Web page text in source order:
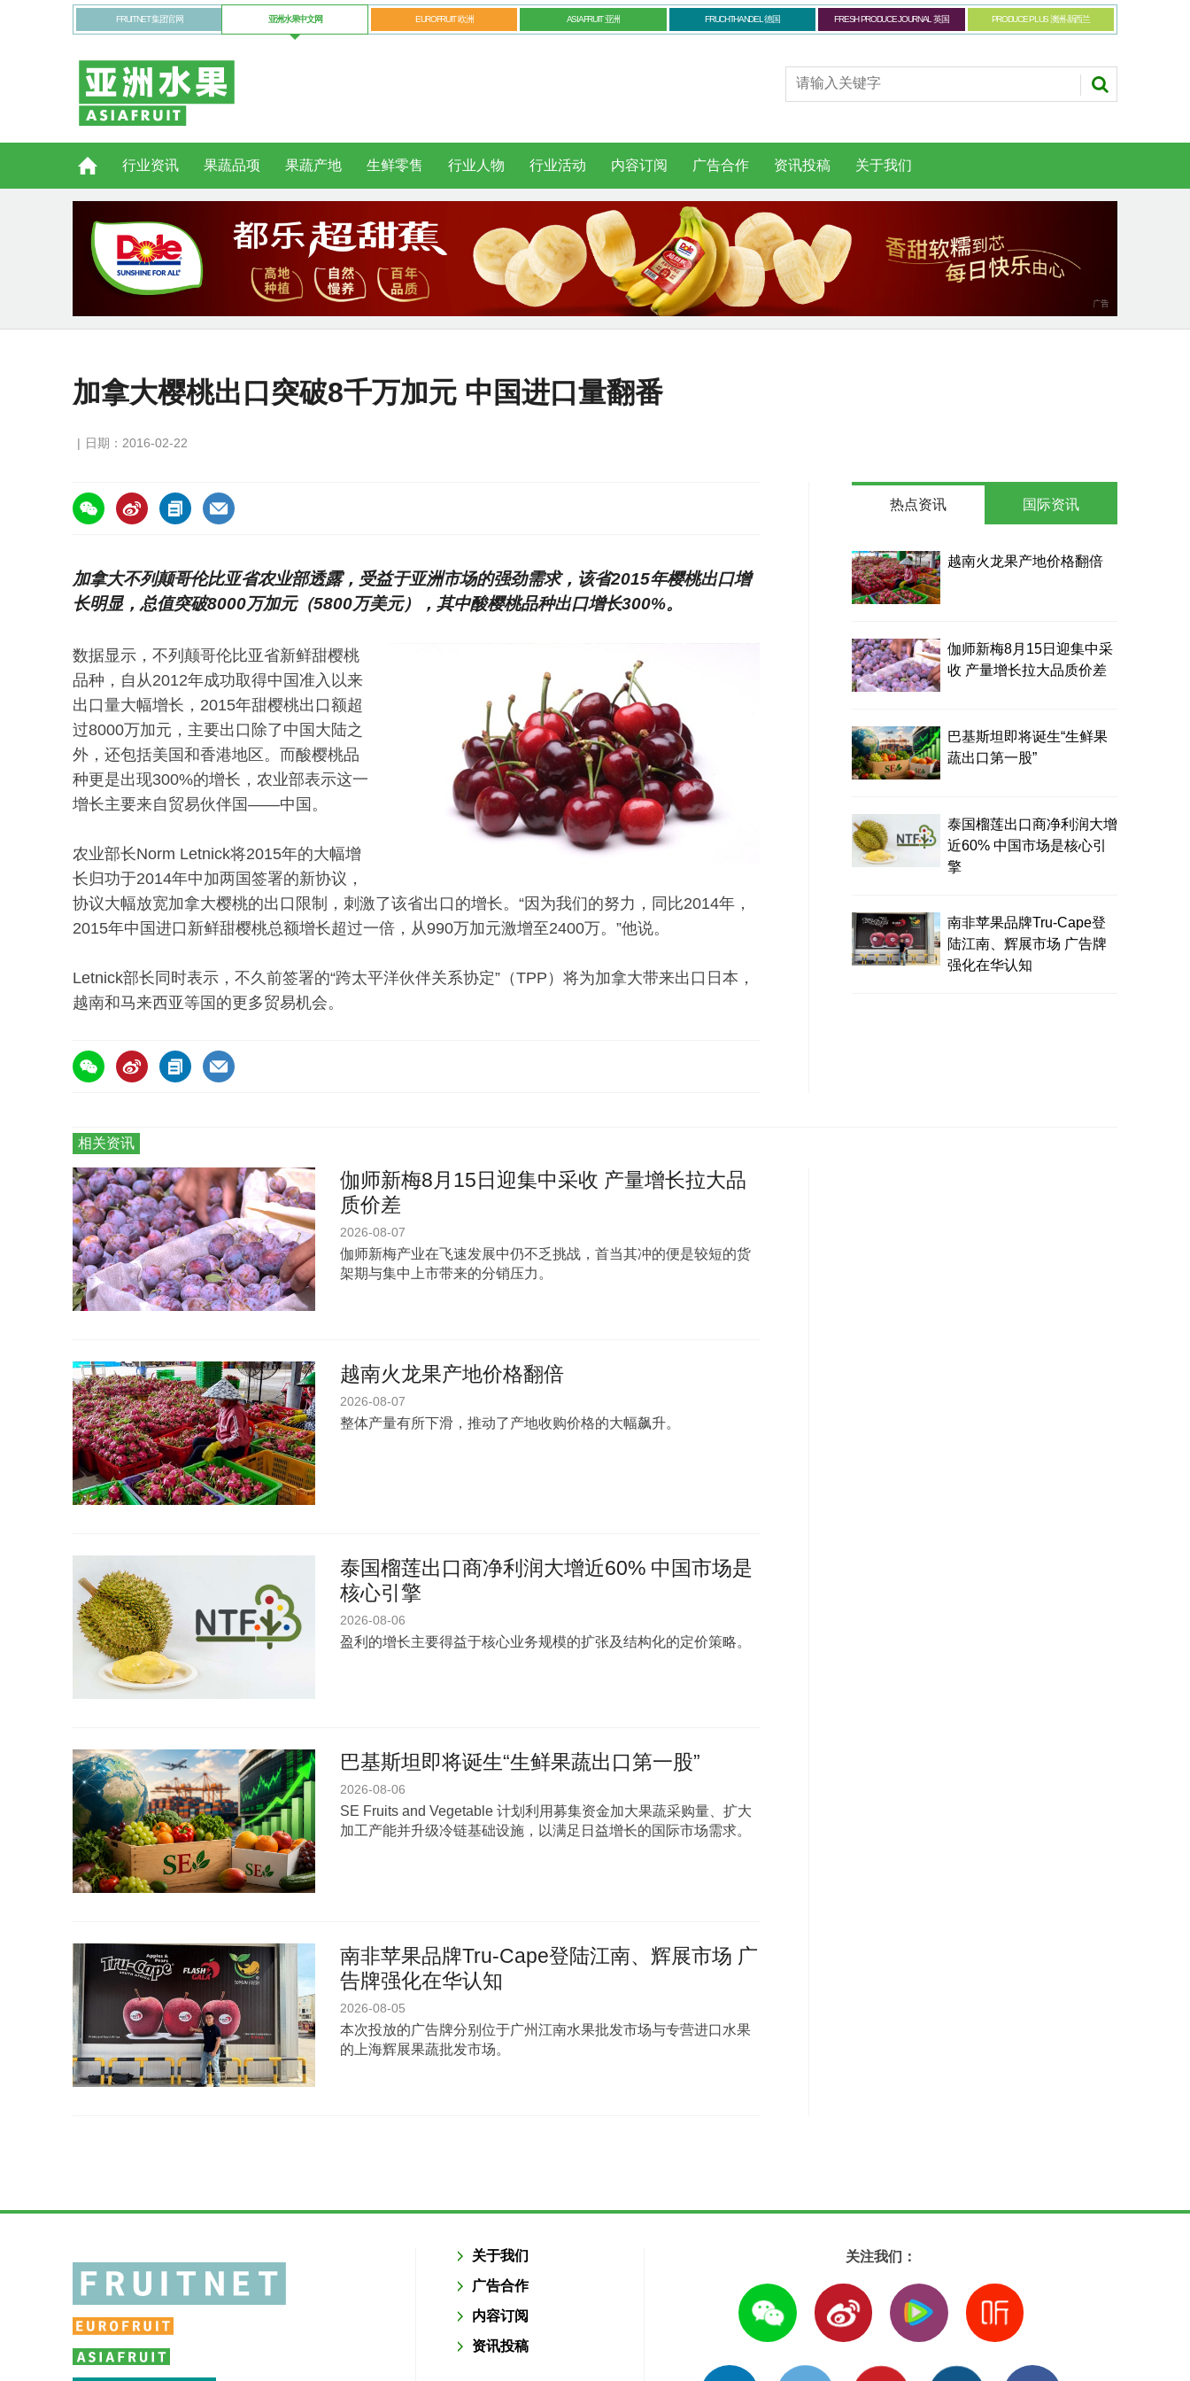
FRUITNET 集团官网 亚洲水果中文网 EUROFRUIT 欧洲 ASIAFRUIT 亚洲 FRUCHTHANDEL 德国 FRESH PRODUCE JOURNAL 英国 PRODUCE PLUS 澳洲-新西兰
行业资讯 果蔬品项 果蔬产地 生鲜零售 行业人物 行业活动 内容订阅 广告合作 资讯投稿 关于我们
加拿大樱桃出口突破8千万加元 中国进口量翻番
日期：2016-02-22
https://asiafruitchina.net/15347.html
加拿大不列颠哥伦比亚省农业部透露，受益于亚洲市场的强劲需求，该省2015年樱桃出口增
长明显，总值突破8000万加元（5800万美元），其中酸樱桃品种出口增长300%。
数据显示，不列颠哥伦比亚省新鲜甜樱桃
品种，自从2012年成功取得中国准入以来
出口量大幅增长，2015年甜樱桃出口额超
过8000万加元，主要出口除了中国大陆之
外，还包括美国和香港地区。而酸樱桃品
种更是出现300%的增长，农业部表示这一
增长主要来自贸易伙伴国——中国。
农业部长Norm Letnick将2015年的大幅增
长归功于2014年中加两国签署的新协议，
协议大幅放宽加拿大樱桃的出口限制，刺激了该省出口的增长。“因为我们的努力，同比2014年，
2015年中国进口新鲜甜樱桃总额增长超过一倍，从990万加元激增至2400万。”他说。
Letnick部长同时表示，不久前签署的“跨太平洋伙伴关系协定”（TPP）将为加拿大带来出口日本，
越南和马来西亚等国的更多贸易机会。
热点资讯
越南火龙果产地价格翻倍
伽师新梅8月15日迎集中采
收 产量增长拉大品质价差
巴基斯坦即将诞生“生鲜果
蔬出口第一股”
泰国榴莲出口商净利润大增
近60% 中国市场是核心引
擎
南非苹果品牌Tru-Cape登
陆江南、辉展市场 广告牌
强化在华认知
国际资讯
相关资讯
伽师新梅8月15日迎集中采收 产量增长拉大品
质价差
2026-08-07
伽师新梅产业在飞速发展中仍不乏挑战，首当其冲的便是较短的货
架期与集中上市带来的分销压力。
越南火龙果产地价格翻倍
2026-08-07
整体产量有所下滑，推动了产地收购价格的大幅飙升。
泰国榴莲出口商净利润大增近60% 中国市场是
核心引擎
2026-08-06
盈利的增长主要得益于核心业务规模的扩张及结构化的定价策略。
巴基斯坦即将诞生“生鲜果蔬出口第一股”
2026-08-06
SE Fruits and Vegetable 计划利用募集资金加大果蔬采购量、扩大
加工产能并升级冷链基础设施，以满足日益增长的国际市场需求。
南非苹果品牌Tru-Cape登陆江南、辉展市场 广
告牌强化在华认知
2026-08-05
本次投放的广告牌分别位于广州江南水果批发市场与专营进口水果
的上海辉展果蔬批发市场。
关于我们
广告合作
内容订阅
资讯投稿
关注我们：